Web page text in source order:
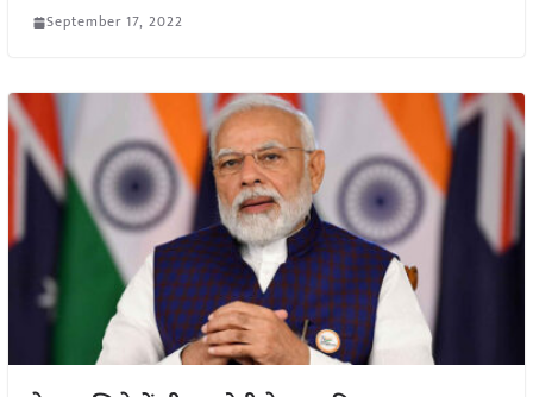
September 17, 2022